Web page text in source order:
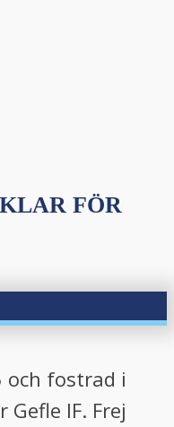
FÖR
och fostrad i
IF. Frej